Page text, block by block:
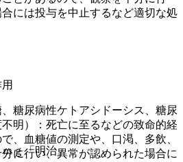
には投与を中止するなど適切な処
糖尿病性ケトアシドーシス、糖尿
明）：死亡に至るなどの致命的経
、血糖値の測定や、口渇、多飲、
に行い、異常が認められた場合に
ｇ「明治」